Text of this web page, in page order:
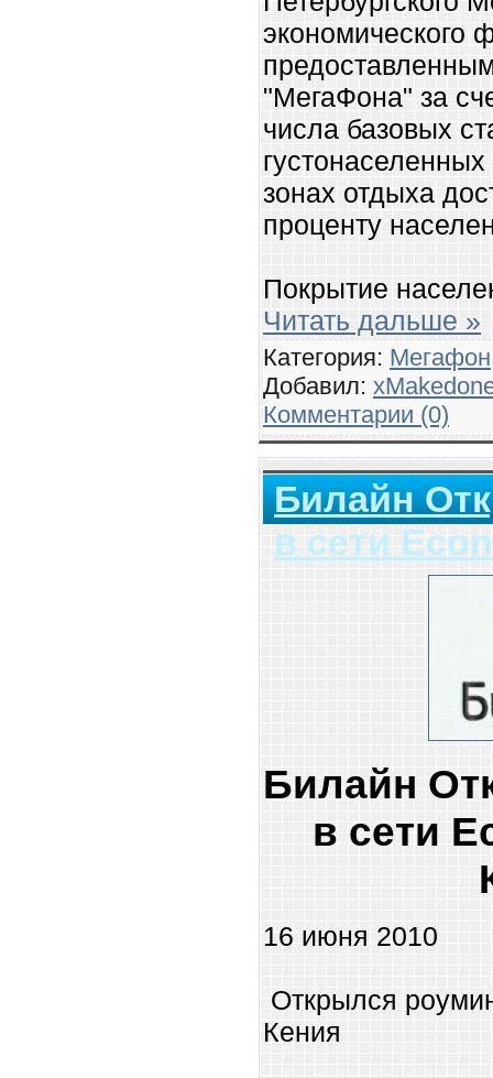
"МегаФона" за
числа базовых
зонах отдыха
проценту
Покрытие
Читать дальше »
Категория: Мегафон
Добавил:
Комментарии (0)
Билайн
в сети
Билайн
в сети
16 июня 2010
Открылся
Кения